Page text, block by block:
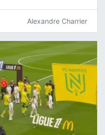
Alexandre Charrier